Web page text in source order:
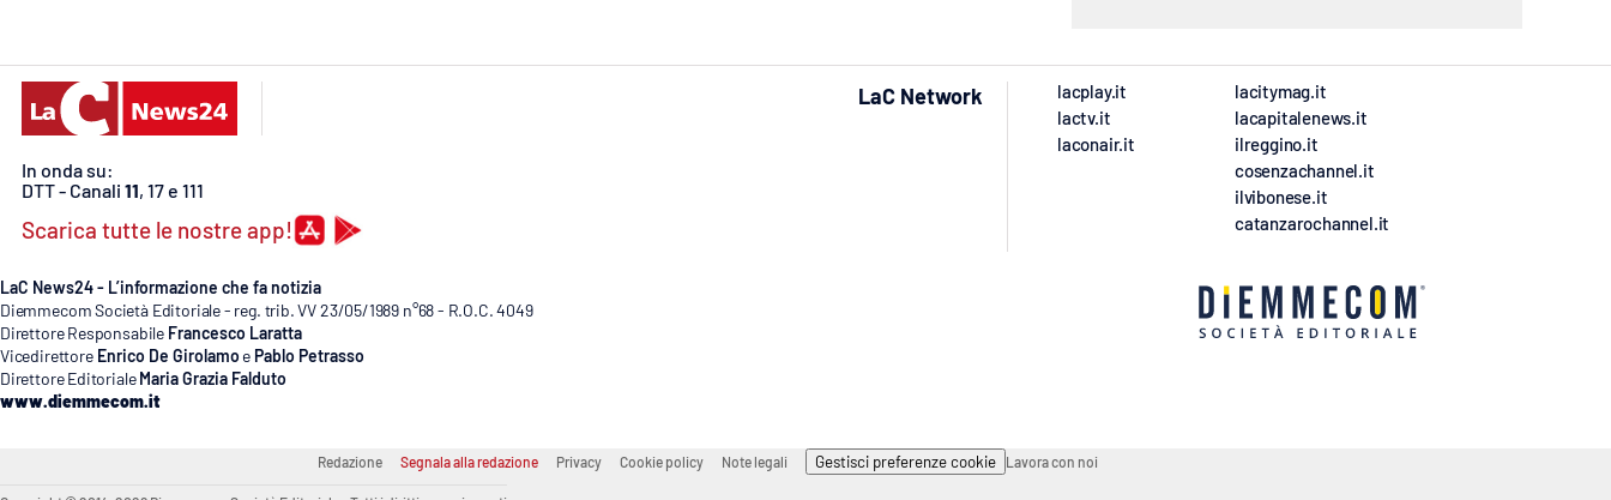
Catanzarochannel.it
App
In onda su:
DTT - Canali 11, 17 e 111
Scarica tutte le nostre app!
LaC Network
lacplay.it
lactv.it
laconair.it
lacitymag.it
lacapitalenews.it
ilreggino.it
cosenzachannel.it
ilvibonese.it
catanzarochannel.it
LaC News24 - L’informazione che fa notizia
Diemmecom Società Editoriale - reg. trib. VV 23/05/1989 n°68 - R.O.C. 4049
Direttore Responsabile Francesco Laratta
Vicedirettore Enrico De Girolamo e Pablo Petrasso
Direttore Editoriale Maria Grazia Falduto
www.diemmecom.it
Redazione Segnala alla redazione Privacy Cookie policy Note legali Gestisci preferenze cookie Lavora con noi